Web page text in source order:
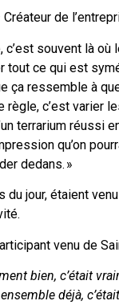
de
c’est souvent là
tout ce qui est
ça ressemble à
règle, c’est varier
terrarium réussi
qu’on
dedans. »
du jour, étaient
venu de
bien, c’était
ensemble déjà,